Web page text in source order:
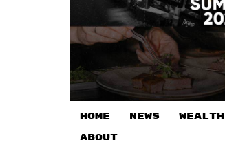
HOME NEWS WEALTH
ABOUT